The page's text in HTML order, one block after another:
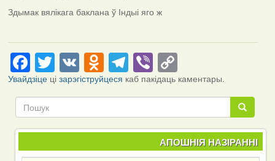
Здымак вялікага баклана ў Індыі яго ж
Facebook
Twitter
VKOdnoklassniki
Telegram
ViberCopy
Link
Увайдзіцеці зарэгіструйцеся каб пакідаць каментары.
Пошук
Пошук
АПОШНІЯ НАЗІРАННІ